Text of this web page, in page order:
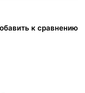
к сравнению